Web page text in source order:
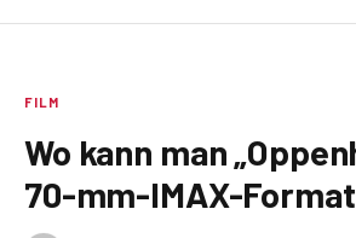
FILM
Wo kann man
70-mm-IMAX-